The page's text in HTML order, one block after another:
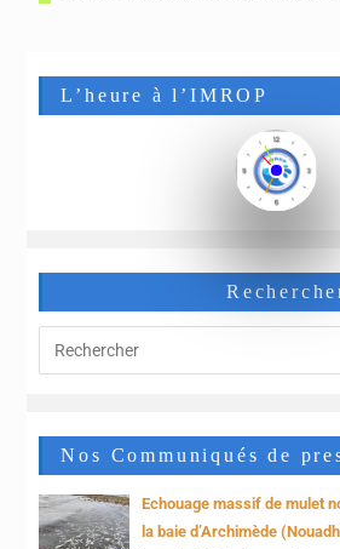
L’heure à l’IMROP
Nos Communiqués de
Echouage massif de mulet
la baie d’Archimède